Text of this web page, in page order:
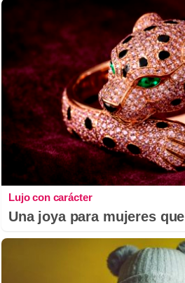
Lujo con carácter
Una joya para mujeres